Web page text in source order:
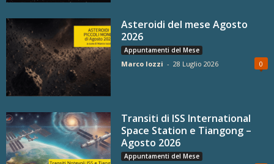
Asteroidi del mese Agosto
2026
Appuntamenti del Mese
Marco Iozzi - 28 Luglio 2026 0
Transiti di ISS International
Space Station e Tiangong –
Agosto 2026
Appuntamenti del Mese